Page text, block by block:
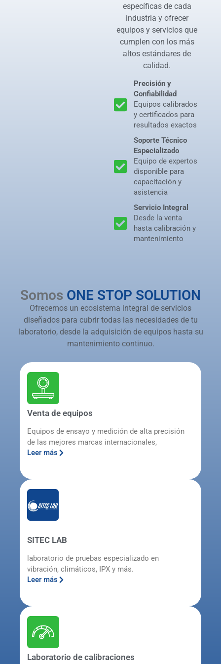
específicas de cada
industria y ofrecer
equipos y servicios que
cumplen con los más
altos estándares de
calidad.
Precisión y
Confiabilidad
Equipos calibrados
y certificados para
resultados exactos
Soporte Técnico
Especializado
Equipo de expertos
disponible para
capacitación y
asistencia
Servicio Integral
Desde la venta
hasta calibración y
mantenimiento
Somos ONE STOP SOLUTION
Ofrecemos un ecosistema integral de servicios
diseñados para cubrir todas las necesidades de tu
laboratorio, desde la adquisición de equipos hasta su
mantenimiento continuo.
Venta de equipos
Equipos de ensayo y medición de alta precisión
de las mejores marcas internacionales,
Leer más
SITEC LAB
laboratorio de pruebas especializado en
vibración, climáticos, IPX y más.
Leer más
Laboratorio de calibraciones